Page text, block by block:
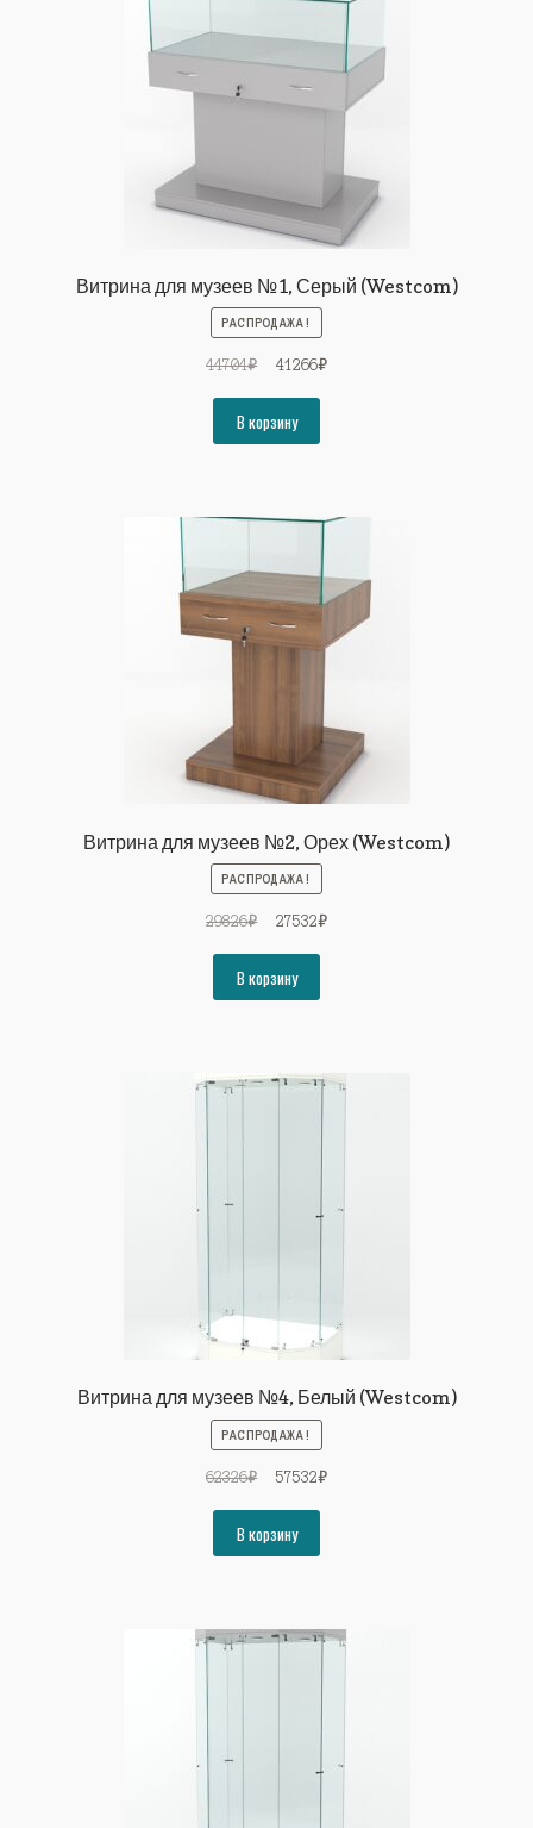
Витрина для музеев №1, Серый (Westcom)
РАСПРОДАЖА!
44704₽
Первоначальная
составляла
44704₽.
41266₽Текущая
В корзину
Витрина для музеев №2, Орех (Westcom)
РАСПРОДАЖА!
29826₽
Первоначальная
составляла
29826₽.
27532₽Текущая
В корзину
Витрина для музеев №4, Белый (Westcom)
РАСПРОДАЖА!
62326₽
Первоначальная
составляла
62326₽.
57532₽Текущая
В корзину